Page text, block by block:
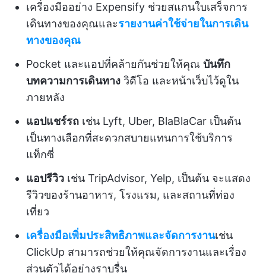
เครื่องมืออย่าง Expensify ช่วยสแกนใบเสร็จการ
เดินทางของคุณและรายงานค่าใช้จ่ายในการเดิน
ทางของคุณ
Pocket และแอปที่คล้ายกันช่วยให้คุณ บันทึก
บทความการเดินทาง วิดีโอ และหน้าเว็บไว้ดูใน
ภายหลัง
แอปแชร์รถ เช่น Lyft, Uber, BlaBlaCar เป็นต้น
เป็นทางเลือกที่สะดวกสบายแทนการใช้บริการ
แท็กซี่
แอปรีวิว เช่น TripAdvisor, Yelp, เป็นต้น จะแสดง
รีวิวของร้านอาหาร, โรงแรม, และสถานที่ท่อง
เที่ยว
เครื่องมือเพิ่มประสิทธิภาพและจัดการงานเช่น
ClickUp สามารถช่วยให้คุณจัดการงานและเรื่อง
ส่วนตัวได้อย่างราบรื่น